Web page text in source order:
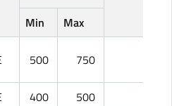
Min
Max
500 750
400 500